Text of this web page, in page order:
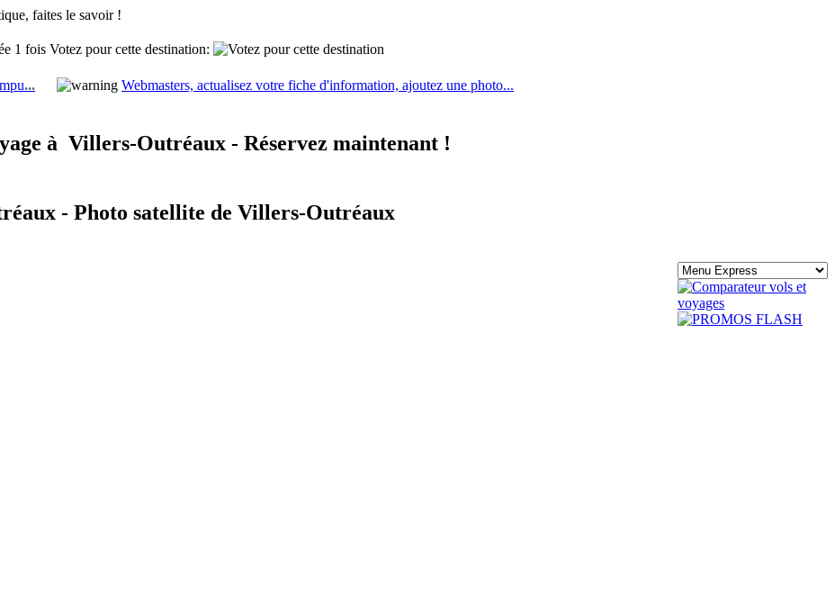
faites le savoir !
1 fois Votez pour cette destination:
... Webmasters, actualisez votre fiche d'information, ajoutez une photo...
à Villers-Outréaux - Réservez maintenant !
- Photo satellite de Villers-Outréaux